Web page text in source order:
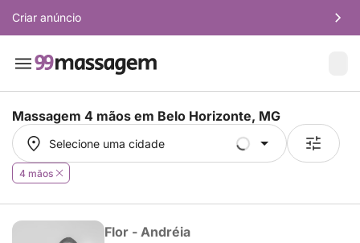
Criar anúncio
Massagem 4 mãos em Belo Horizonte, MG
Selecione uma cidade
Selecione uma cidade
4 mãos
Flor - Andréia